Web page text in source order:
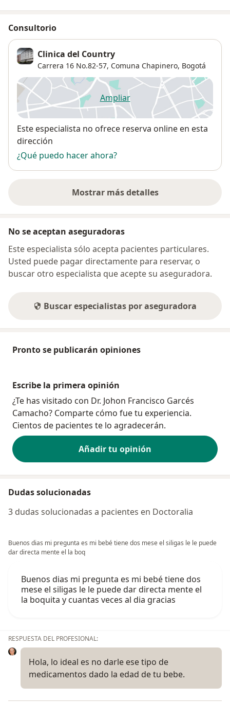
Consultorio
Clinica del Country
Carrera 16 No.82-57, Comuna Chapinero, Bogotá
Ampliarse abre en una nueva
Disponibilidad
Este especialista no ofrece reserva online en esta
dirección
¿Qué puedo hacer ahora?
Mostrar más detalles
sobre la dirección
No se aceptan aseguradoras
Este especialista sólo acepta pacientes particulares.
Usted puede pagar directamente para reservar, o
buscar otro especialista que acepte su aseguradora.
Buscar especialistas por aseguradora
Pronto se publicarán opiniones
Escribe la primera opinión
¿Te has visitado con Dr. Johon Francisco Garcés
Camacho? Comparte cómo fue tu experiencia.
Cientos de pacientes te lo agradecerán.
Añadir tu opinión
Dudas solucionadas
3 dudas solucionadas a pacientes en Doctoralia
Buenos dias mi pregunta es mi bebé tiene dos mese el siligas le le puede
dar directa mente el la boq
Buenos dias mi pregunta es mi bebé tiene dos
mese el siligas le le puede dar directa mente el
la boquita y cuantas veces al dia gracias
RESPUESTA DEL PROFESIONAL:
Hola, lo ideal es no darle ese tipo de
medicamentos dado la edad de tu bebe.